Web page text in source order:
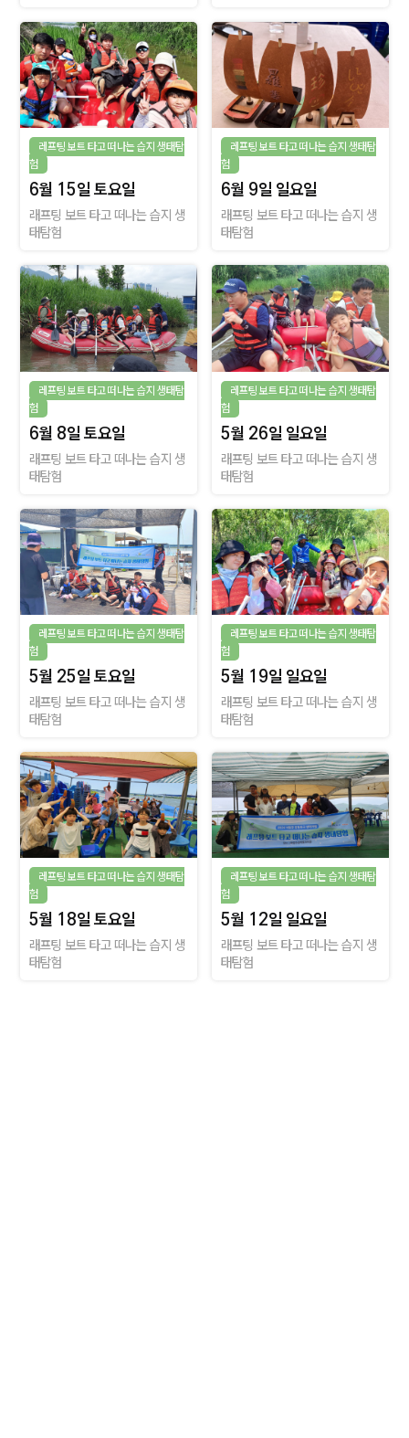
레프팅 보트 타고 떠나는 습지 생태탐
험
6월 15일 토요일
래프팅 보트 타고 떠나는 습지 생
태탐험
레프팅 보트 타고 떠나는 습지 생태탐
험
6월 9일 일요일
래프팅 보트 타고 떠나는 습지 생
태탐험
레프팅 보트 타고 떠나는 습지 생태탐
험
6월 8일 토요일
래프팅 보트 타고 떠나는 습지 생
태탐험
레프팅 보트 타고 떠나는 습지 생태탐
험
5월 26일 일요일
래프팅 보트 타고 떠나는 습지 생
태탐험
레프팅 보트 타고 떠나는 습지 생태탐
험
5월 25일 토요일
래프팅 보트 타고 떠나는 습지 생
태탐험
레프팅 보트 타고 떠나는 습지 생태탐
험
5월 19일 일요일
래프팅 보트 타고 떠나는 습지 생
태탐험
레프팅 보트 타고 떠나는 습지 생태탐
험
5월 18일 토요일
래프팅 보트 타고 떠나는 습지 생
태탐험
레프팅 보트 타고 떠나는 습지 생태탐
험
5월 12일 일요일
래프팅 보트 타고 떠나는 습지 생
태탐험